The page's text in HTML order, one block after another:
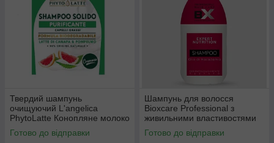
Твердий шампунь
очищуючий L'angelica
PhytoLatte Конопляне молоко
і грейпфрут 60 г
Готово до відправки
Шампунь для волосся
Bioxcare Professional з
живильними властивостями
600 мл
Готово до відправки